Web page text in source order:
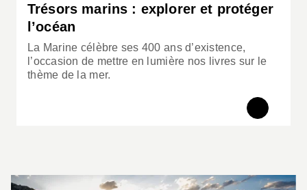
Trésors marins : explorer et protéger
l’océan
La Marine célèbre ses 400 ans d’existence,
l’occasion de mettre en lumière nos livres sur le
thème de la mer.